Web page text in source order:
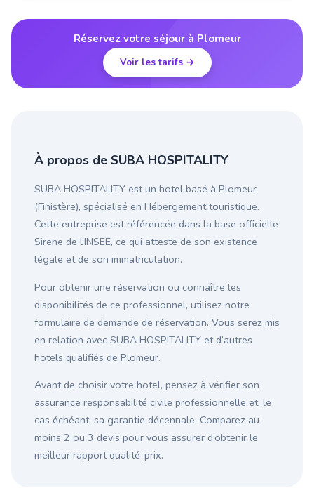
Réservez votre séjour à Plomeur
Voir les tarifs →
À propos de SUBA HOSPITALITY
SUBA HOSPITALITY est un hotel basé à Plomeur
(Finistère), spécialisé en Hébergement touristique.
Cette entreprise est référencée dans la base officielle
Sirene de l’INSEE, ce qui atteste de son existence
légale et de son immatriculation.
Pour obtenir une réservation ou connaître les
disponibilités de ce professionnel, utilisez notre
formulaire de demande de réservation. Vous serez mis
en relation avec SUBA HOSPITALITY et d’autres
hotels qualifiés de Plomeur.
Avant de choisir votre hotel, pensez à vérifier son
assurance responsabilité civile professionnelle et, le
cas échéant, sa garantie décennale. Comparez au
moins 2 ou 3 devis pour vous assurer d’obtenir le
meilleur rapport qualité-prix.